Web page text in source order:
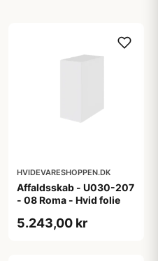
HVIDEVARESHOPPEN.DK
Affaldsskab - U030-207
- 08 Roma - Hvid folie
5.243,00 kr